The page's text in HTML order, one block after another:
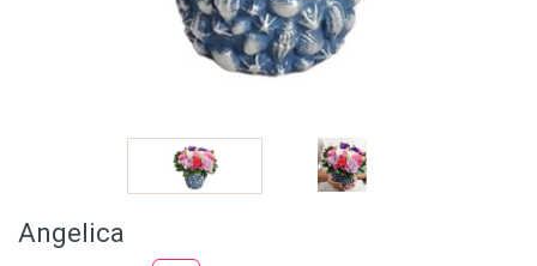
Angelica